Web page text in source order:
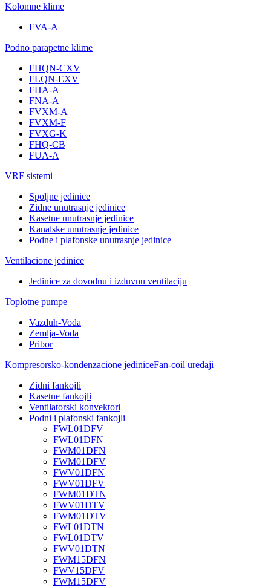
Kolomne klime
FVA-A
Podno parapetne klime
FHQN-CXV
FLQN-EXV
FHA-A
FNA-A
FVXM-A
FVXM-F
FVXG-K
FHQ-CB
FUA-A
VRF sistemi
Spoljne jedinice
Zidne unutrasnje jedinice
Kasetne unutrasnje jedinice
Kanalske unutrasnje jedinice
Podne i plafonske unutrasnje jedinice
Ventilacione jedinice
Jedinice za dovodnu i izduvnu ventilaciju
Toplotne pumpe
Vazduh-Voda
Zemlja-Voda
Pribor
Kompresorsko-kondenzacione jediniceFan-coil uređaji
Zidni fankojli
Kasetne fankojli
Ventilatorski konvektori
Podni i plafonski fankojli
FWL01DFV
FWL01DFN
FWM01DFN
FWM01DFV
FWV01DFN
FWV01DFV
FWM01DTN
FWV01DTV
FWM01DTV
FWL01DTN
FWL01DTV
FWV01DTN
FWM15DFN
FWV15DFV
FWM15DFV